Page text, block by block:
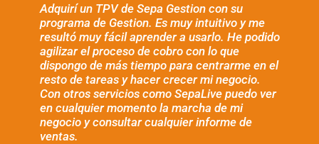
Adquirí un TPV de Sepa Gestion con su
programa de Gestion. Es muy intuitivo y me
resultó muy fácil aprender a usarlo. He podido
agilizar el proceso de cobro con lo que
dispongo de más tiempo para centrarme en el
resto de tareas y hacer crecer mi negocio.
Con otros servicios como SepaLive puedo ver
en cualquier momento la marcha de mi
negocio y consultar cualquier informe de
ventas.
Your Content Goes Here
Your Content Goes
Here
,Your Content Goes
Here
Your Content Goes Here
Your Content Goes
Here
,Your Content Goes
Here